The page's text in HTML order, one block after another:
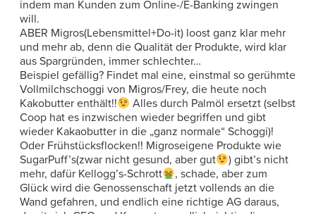
indem man Kunden zum Online-/E-Banking zwingen
will.
ABER Migros(Lebensmittel+Do-it) loost ganz klar mehr
und mehr ab, denn die Qualität der Produkte, wird klar
aus Spargründen, immer schlechter…
Beispiel gefällig? Findet mal eine, einstmal so gerühmte
Vollmilchschoggi von Migros/Frey, die heute noch
Kakobutter enthält!!
Alles durch Palmöl ersetzt (selbst
Coop hat es inzwischen wieder begriffen und gibt
wieder Kakaobutter in die „ganz normale“ Schoggi)!
Oder Frühstücksflocken!! Migroseigene Produkte wie
SugarPuff’s(zwar nicht gesund, aber gut
) gibt’s nicht
mehr, dafür Kellogg’s-Schrott
, schade, aber zum
Glück wird die Genossenschaft jetzt vollends an die
Wand gefahren, und endlich eine richtige AG daraus,